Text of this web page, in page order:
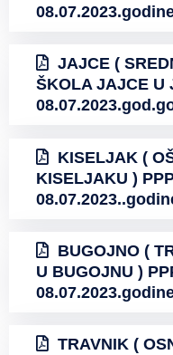
JAJCE (
ŠKOLA JAJCE U
KISELJAK (
KISELJAKU )
BUGOJNO (
U BUGOJNU )
TRAVNIK (